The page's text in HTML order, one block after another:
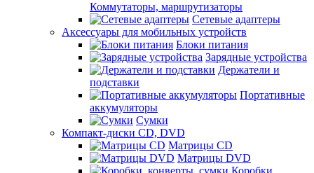
Коммутаторы, маршрутизаторы
Сетевые адаптеры
Аксессуары для мобильных устройств
Блоки питания
Зарядные устройства
Держатели и
подставки
Портативные
аккумуляторы
Сумки
Компакт-диски CD, DVD
Матрицы CD
Матрицы DVD
Коробки,